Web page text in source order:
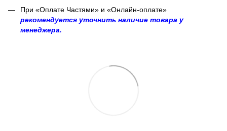
При «Оплате Частями» и «Онлайн-оплате»
рекомендуется уточнить наличие товара у
менеджера.